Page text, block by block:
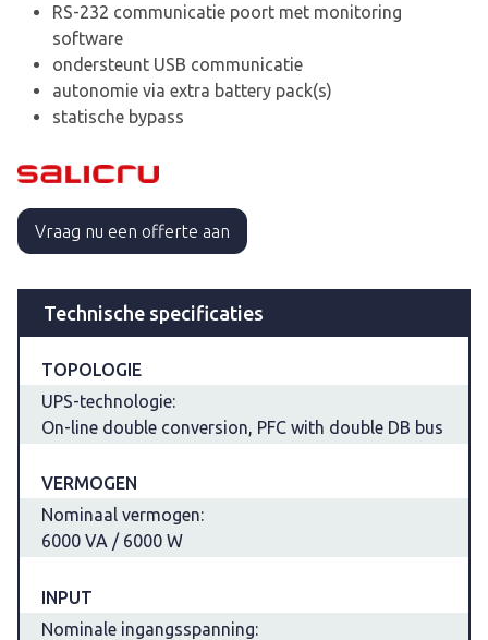
RS-232 communicatie poort met monitoring
software
ondersteunt USB communicatie
autonomie via extra battery pack(s)
statische bypass
Vraag nu een offerte aan
Technische specificaties
TOPOLOGIE
UPS-technologie:
On-line double conversion, PFC with double DB bus
VERMOGEN
Nominaal vermogen:
6000 VA / 6000 W
INPUT
Nominale ingangsspanning: